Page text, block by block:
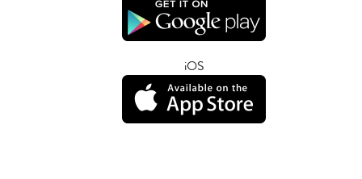
iOS